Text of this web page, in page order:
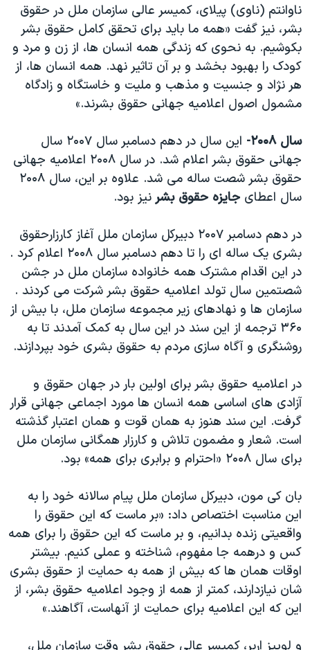
ناوانتم (ناوی) پیلای، کمیسر عالی سازمان ملل در حقوق
بشر، نیز گفت «همه ما باید برای تحقق کامل حقوق بشر
بکوشیم. به نحوی که زندگی همه انسان ها، از زن و مرد و
کودک را بهبود بخشد و بر آن تاثیر نهد. همه انسان ها، از
هر نژاد و جنسیت و مذهب و ملیت و خاستگاه و زادگاه
مشمول اصول اعلامیه جهانی حقوق بشرند.»
سال ۲۰۰۸-
این سال در دهم دسامبر سال ۲۰۰۷ سال
جهانی حقوق بشر اعلام شد. در سال ۲۰۰۸ اعلامیه جهانی
حقوق بشر شصت ساله می شد. علاوه بر این، سال ۲۰۰۸
سال اعطای جایزه حقوق بشرنیز بود.
در دهم دسامبر ۲۰۰۷ دبیرکل سازمان ملل آغاز کارزارحقوق
بشری یک ساله ای را تا دهم دسامبر سال ۲۰۰۸ اعلام کرد .
در این اقدام مشترک همه خانواده سازمان ملل در جشن
شصتمین سال تولد اعلامیه حقوق بشر شرکت می کردند .
سازمان ها و نهادهای زیر مجموعه سازمان ملل، با بیش از
۳۶۰ ترجمه از این سند در این سال به کمک آمدند تا به
روشنگری و آگاه سازی مردم به حقوق بشری خود بپردازند.
در اعلامیه حقوق بشر برای اولین بار در جهان حقوق و
آزادی های اساسی همه انسان ها مورد اجماعی جهانی قرار
گرفت. این سند هنوز به همان قوت و همان اعتبار گذشته
است. شعار و مضمون تلاش و کارزار همگانی سازمان ملل
برای سال ۲۰۰۸ «احترام و برابری برای همه» بود.
بان کی مون، دبیرکل سازمان ملل پیام سالانه خود را به
این مناسبت اختصاص داد: «بر ماست که این حقوق را
واقعیتی زنده بدانیم، و بر ماست که این حقوق را برای همه
کس و درهمه جا مفهوم، شناخته و عملی کنیم. بیشتر
اوقات همان ها که بیش از همه به حمایت از حقوق بشری
شان نیازدارند، کمتر از همه از وجود اعلامیه حقوق بشر، از
این که این اعلامیه برای حمایت از آنهاست، آگاهند.»
و لوییز اربر، کمیسر عالی حقوق بشر وقت سازمان ملل،